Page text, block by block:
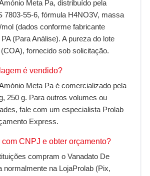
Meta Pa, distribuído pela
7803-55-6, fórmula H4NO3V, massa
mol (dados conforme fabricante
(Para Análise). A pureza do lote
fornecido sob solicitação.
é vendido?
Meta Pa é comercializado pela
250 g. Para outros volumes ou
fale com um especialista Prolab
Express.
CNPJ e obter orçamento?
compram o Vanadato De
normalmente na LojaProlab (Pix,